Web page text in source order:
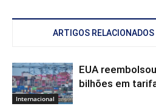
ARTIGOS RELACIONADOS
Internacional
EUA
bilhões em